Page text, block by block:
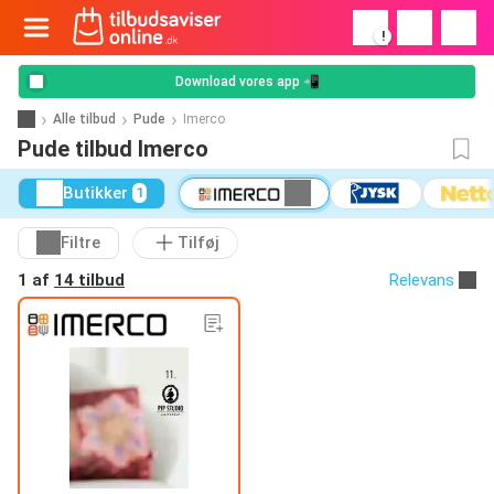
!
Download vores app 📲
Alle tilbud Pude Imerco
Pude tilbud Imerco
Butikker 1
Filtre
Tilføj
1 af 14 tilbud Relevans